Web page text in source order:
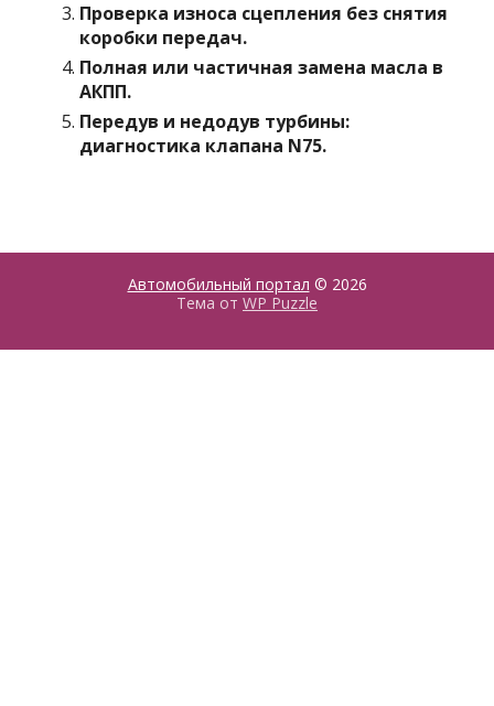
Проверка износа сцепления без снятия
коробки передач.
Полная или частичная замена масла в
АКПП.
Передув и недодув турбины:
диагностика клапана N75.
Автомобильный портал © 2026
Тема от WP Puzzle